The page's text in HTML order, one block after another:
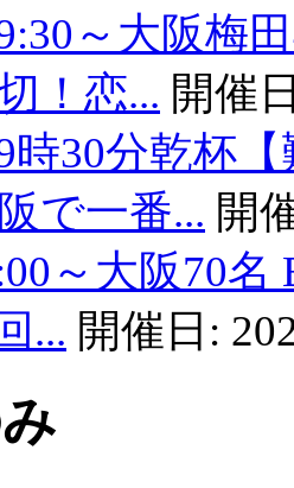
～大阪梅
！恋... 開催
時30分乾杯
で一番... 開
～大阪70
... 開催日: